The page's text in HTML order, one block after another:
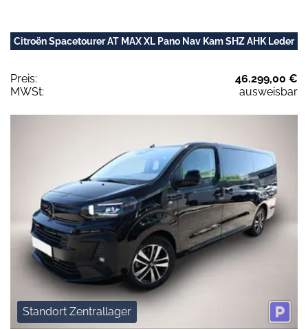
Citroën Spacetourer AT MAX XL Pano Nav Kam SHZ AHK Leder
Preis:
46.299,00 €
MWSt:
ausweisbar
Standort Zentrallager